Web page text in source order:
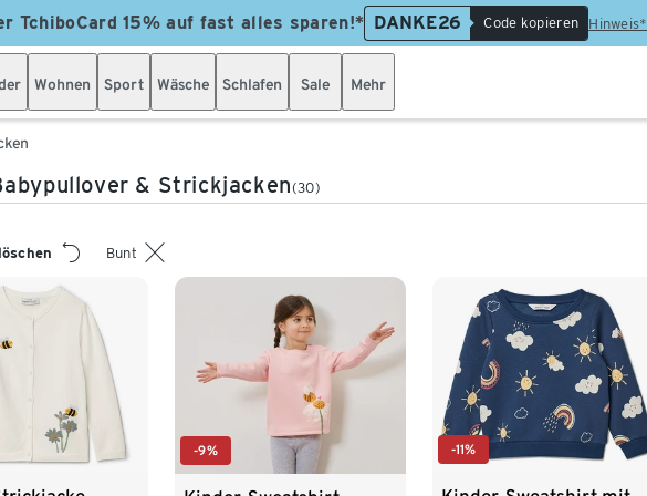
TchiboCard 15% auf fast alles sparen!* DANKE26 Code kopieren Hinweis*
Wohnen Sport Wäsche Schlafen Sale Mehr
& Strickjacken(30)
Bunt
-9% -11%